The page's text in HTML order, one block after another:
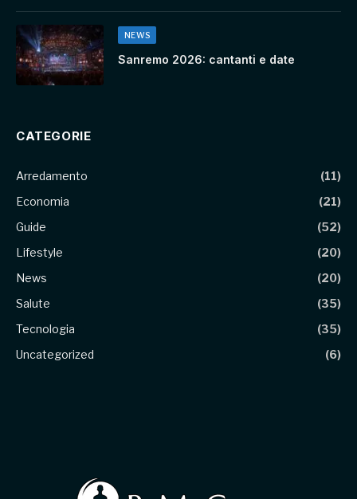
NEWS
Sanremo 2026: cantanti e date
CATEGORIE
Arredamento
(11)
Economia
(21)
Guide
(52)
Lifestyle
(20)
News
(20)
Salute
(35)
Tecnologia
(35)
Uncategorized
(6)